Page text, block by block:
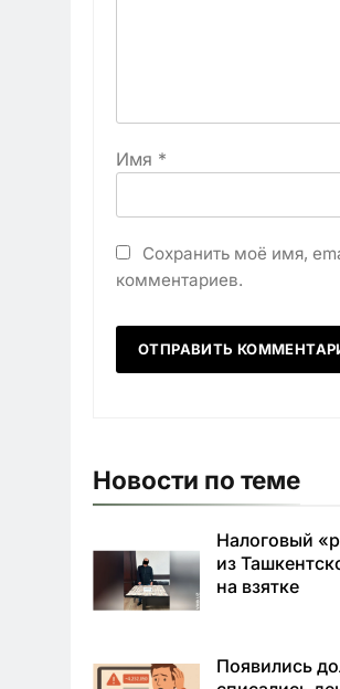
Имя *
Сохранить моё имя,
комментариев.
Новости по теме
Налоговый
из
на взятке
Появились